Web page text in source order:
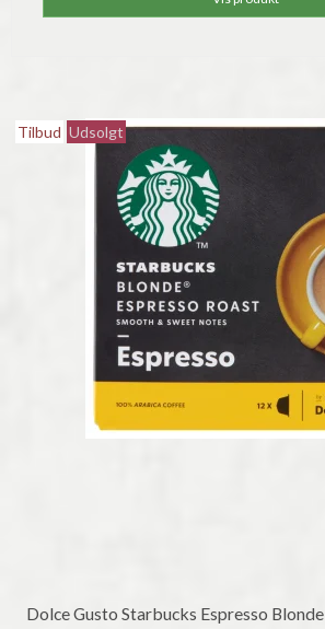
Tilbud Udsolgt
Dolce Gusto Starbucks Espresso Blonde